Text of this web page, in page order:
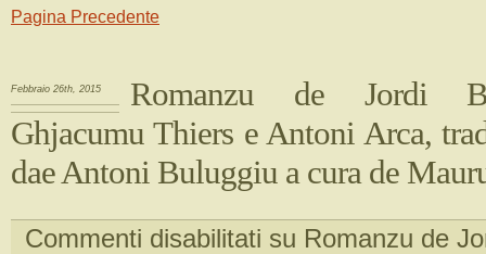
Pagina Precedente
Febbraio 26th, 2015
Romanzu de Jordi
Ghjacumu Thiers e Antoni Arca,
dae Antoni Buluggiu a cura de
Commenti disabilitati su Romanzu de